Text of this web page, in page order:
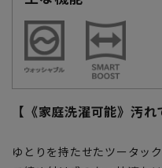
【《家庭洗濯可能》汚
ゆとりを持たせたツータッ